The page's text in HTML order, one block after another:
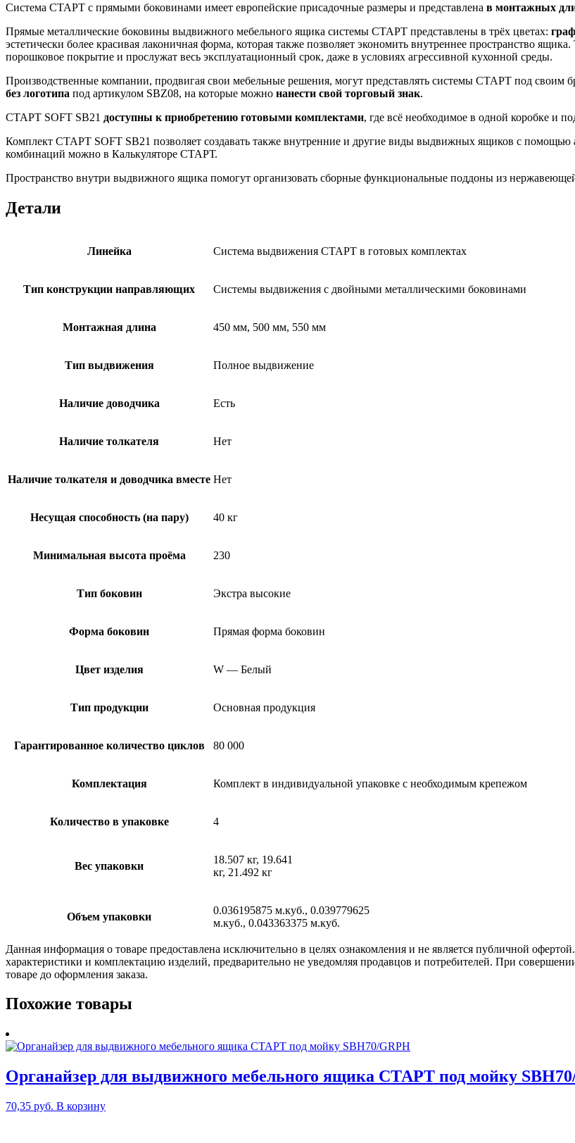
Система СТАРТ с прямыми боковинами имеет европейские присадочные размеры и представлена в монтажных
Прямые металлические боковины выдвижного мебельного ящика системы СТАРТ представлены в трёх цветах:
эстетически более красивая лаконичная форма, которая также позволяет экономить внутреннее пространство
порошковое покрытие и прослужат весь эксплуатационный срок, даже в условиях агрессивной кухонной среды.
Производственные компании, продвигая свои мебельные решения, могут представлять системы СТАРТ под своим
без логотипа под артикулом SBZ08, на которые можно нанести свой торговый знак.
СТАРТ SOFT SB21 доступны к приобретению готовыми комплектами, где всё необходимое в одной коробке и
Комплект СТАРТ SOFT SB21 позволяет создавать также внутренние и другие виды выдвижных ящиков с
комбинаций можно в Калькуляторе СТАРТ.
Пространство внутри выдвижного ящика помогут организовать сборные функциональные поддоны из
Детали
Линейка Система выдвижения СТАРТ в готовых комплектах
Тип конструкции направляющих Системы выдвижения с двойными металлическими боковинами
Монтажная длина 450 мм, 500 мм, 550 мм
Тип выдвижения Полное выдвижение
Наличие доводчика Есть
Наличие толкателя Нет
Наличие толкателя и доводчика вместе Нет
Несущая способность (на пару) 40 кг
Минимальная высота проёма 230
Тип боковин Экстра высокие
Форма боковин Прямая форма боковин
Цвет изделия W — Белый
Тип продукции Основная продукция
Гарантированное количество циклов 80 000
Комплектация Комплект в индивидуальной упаковке с необходимым крепежом
Количество в упаковке 4
Вес упаковки
18.507 кг, 19.641
кг, 21.492 кг
Объем упаковки
0.036195875 м.куб., 0.039779625
м.куб., 0.043363375 м.куб.
Данная информация о товаре предоставлена исключительно в целях ознакомления и не является публичной
характеристики и комплектацию изделий, предварительно не уведомляя продавцов и потребителей. При
товаре до оформления заказа.
Похожие товары
Органайзер для выдвижного мебельного ящика СТАРТ под мойку
70,35 руб. В корзину